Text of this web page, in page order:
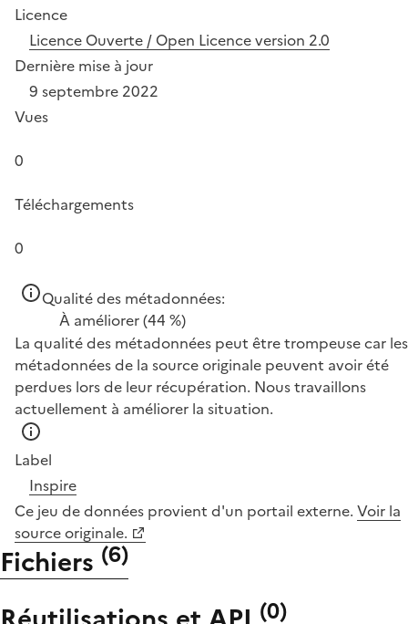
Licence
Licence Ouverte / Open Licence version 2.0
Dernière mise à jour
9 septembre 2022
Vues
0
Téléchargements
0
Qualité des métadonnées:
À améliorer(44 %)
La qualité des métadonnées peut être trompeuse car les
métadonnées de la source originale peuvent avoir été
perdues lors de leur récupération. Nous travaillons
actuellement à améliorer la situation.
Label
Inspire
Ce jeu de données provient d'un portail externe. Voir la
source originale.
Fichiers (6)
(0)